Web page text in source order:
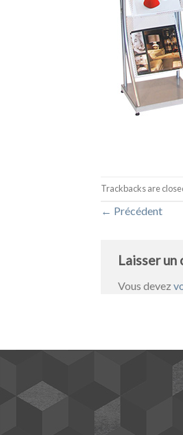
Trackbacks are
← Précédent
Laisser
Vous devez